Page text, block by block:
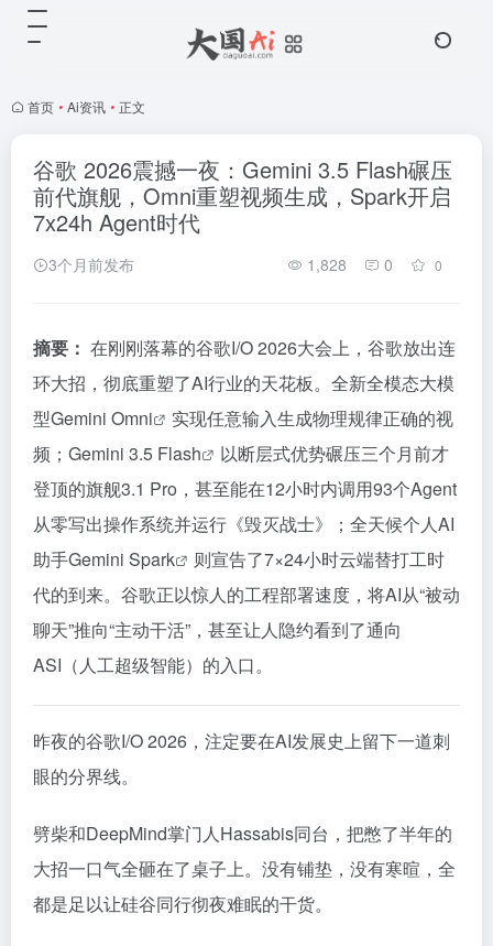
首页 • Ai资讯 • 正文
谷歌 2026震撼一夜：Gemini 3.5 Flash碾压
前代旗舰，Omni重塑视频生成，Spark开启
7x24h Agent时代
3个月前发布 1,828 0 0
摘要： 在刚刚落幕的谷歌I/O 2026大会上，谷歌放出连
环大招，彻底重塑了AI行业的天花板。全新全模态大模
型Gemini Omni
实现任意输入生成物理规律正确的视
频； Gemini 3.5 Flash
以断层式优势碾压三个月前才
登顶的旗舰3.1 Pro，甚至能在12小时内调用93个Agent
从零写出操作系统并运行《毁灭战士》；全天候个人AI
助手Gemini Spark
则宣告了7×24小时云端替打工时
代的到来。谷歌正以惊人的工程部署速度，将AI从“被动
聊天”推向“主动干活”，甚至让人隐约看到了通向
ASI（人工超级智能）的入口。
昨夜的谷歌I/O 2026，注定要在AI发展史上留下一道刺
眼的分界线。
劈柴和DeepMind掌门人Hassabis同台，把憋了半年的
大招一口气全砸在了桌子上。没有铺垫，没有寒暄，全
都是足以让硅谷同行彻夜难眠的干货。